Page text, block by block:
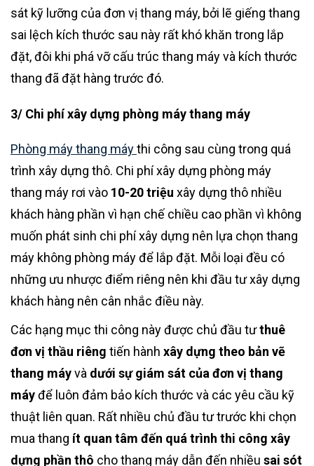
sát kỹ lưỡng của đơn vị thang máy, bởi lẽ giếng thang
sai lệch kích thước sau này rất khó khăn trong lắp
đặt, đôi khi phá vỡ cấu trúc thang máy và kích thước
thang đã đặt hàng trước đó.
3/ Chi phí xây dựng phòng máy thang máy
Phòng máy thang máythi công sau cùng trong quá
trình xây dựng thô. Chi phí xây dựng phòng máy
thang máy rơi vào 10-20 triệu xây dựng thô nhiều
khách hàng phần vì hạn chế chiều cao phần vì không
muốn phát sinh chi phí xây dựng nên lựa chọn thang
máy không phòng máy để lắp đặt. Mỗi loại đều có
những ưu nhược điểm riêng nên khi đầu tư xây dựng
khách hàng nên cân nhắc điều này.
Các hạng mục thi công này được chủ đầu tưthuê
đơn vị thầu riêng tiến hành xây dựng theo bản vẽ
thang máyvà dưới sự giám sát của đơn vị thang
máyđể luôn đảm bảo kích thước và các yêu cầu kỹ
thuật liên quan. Rất nhiều chủ đầu tư trước khi chọn
mua thang ít quan tâm đến quá trình thi công xây
dựng phần thô cho thang máy dẫn đến nhiều sai sót